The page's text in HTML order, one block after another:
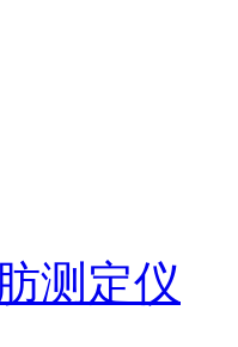
测定仪